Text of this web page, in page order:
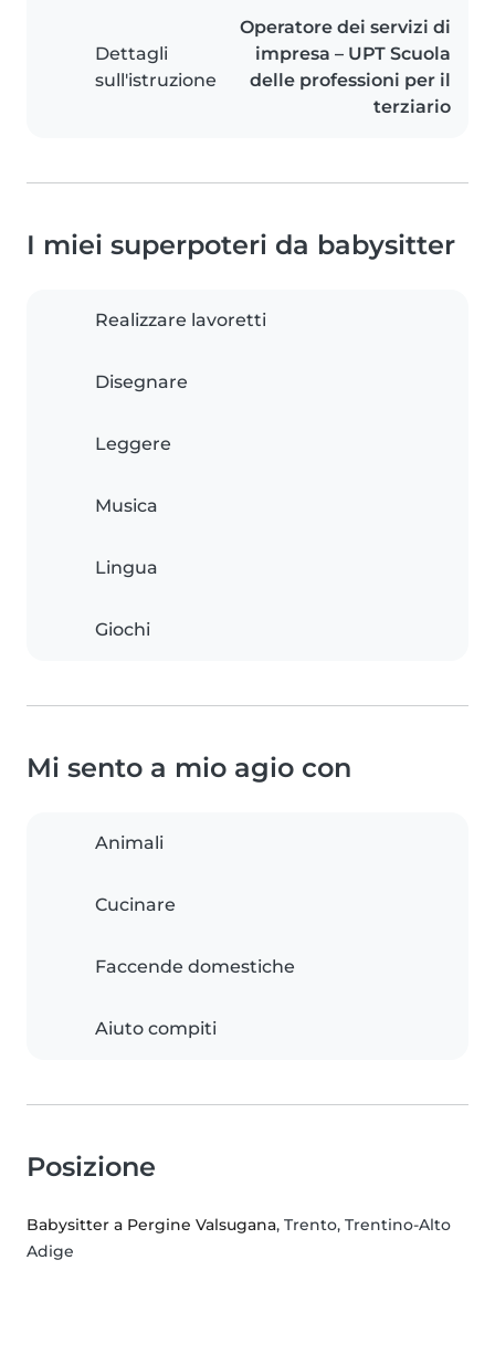
Dettagli
sull'istruzione
Operatore dei servizi di
impresa – UPT Scuola
delle professioni per il
terziario
I miei superpoteri da babysitter
Realizzare lavoretti
Disegnare
Leggere
Musica
Lingua
Giochi
Mi sento a mio agio con
Animali
Cucinare
Faccende domestiche
Aiuto compiti
Posizione
Babysitter a Pergine Valsugana, Trento, Trentino-Alto
Adige